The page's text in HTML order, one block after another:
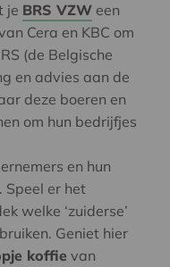
je BRS VZW een
Cera en KBC om
(de Belgische
en advies aan de
deze boeren en
om hun bedrijfjes
en hun
Speel er het
welke ‘zuiderse’
Geniet hier
koffie van